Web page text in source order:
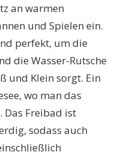
an warmen
und Spielen ein.
perfekt, um die
die Wasser-Rutsche
und Klein sorgt. Ein
wo man das
Das Freibad ist
sodass auch